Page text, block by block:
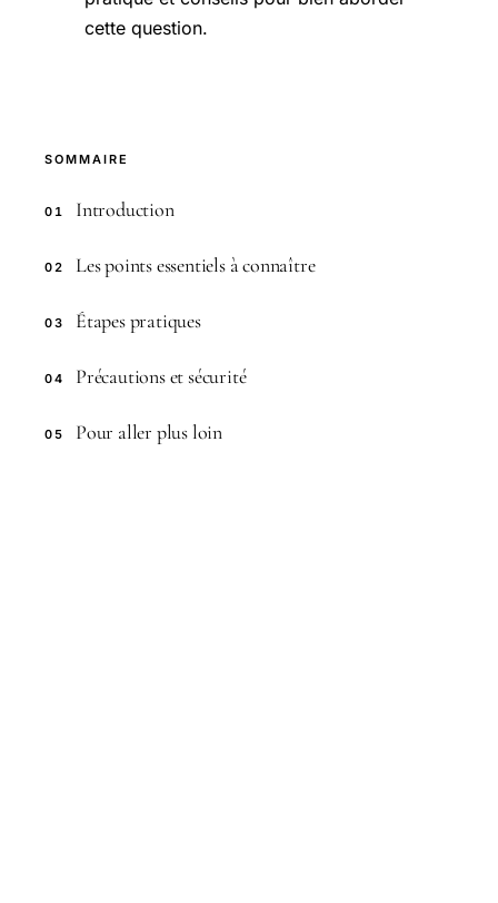
cette question.
SOMMAIRE
01 Introduction
02 Les points essentiels à connaître
03 Étapes pratiques
04 Précautions et sécurité
05 Pour aller plus loin